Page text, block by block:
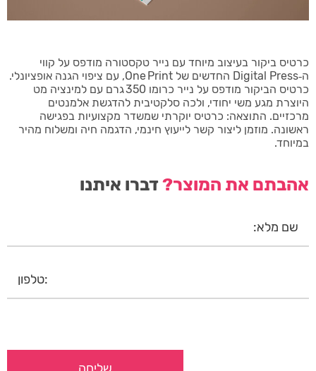
כרטיס ביקור בעיצוב מיוחד עם נייר טקסטורה מודפס על קווי
ה‑Digital Press החדשים של One Print, עם ציפוי הגנה אופציונלי.
כרטיס הביקור מודפס על נייר כרומו 350 גרם עם למינציה מט
היוצרת מגע משי יחודי, ולכה סלקטיבית להדגשת אלמנטים
מרכזיים. התוצאה: כרטיס יוקרתי שמשדר מקצועיות בפגישה
ראשונה. מוזמן ליצור קשר לייעוץ חינמי, הדגמה חיה ומשלוח מהיר
במיוחד.
אהבתם את המוצר?דברו איתנו